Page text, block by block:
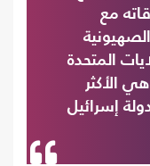
مع
المتحدة
الأكثر
إسرائيل